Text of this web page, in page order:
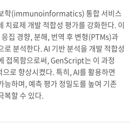
학(immunoinformatics) 통합 서비스
치료제 개발 적합성 평가를 강화한다. 이
집 경향, 분해, 번역 후 변형(PTMs)과
로 분석한다. AI 기반 분석을 개발 적합성
접목함으로써, GenScript는 이 과정
로 향상시켰다. 특히, AI를 활용하면
능하며, 예측 평가 정밀도를 높여 기존
복할 수 있다.